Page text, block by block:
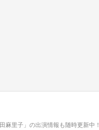
麻里子」の出演情報も随時更新中！